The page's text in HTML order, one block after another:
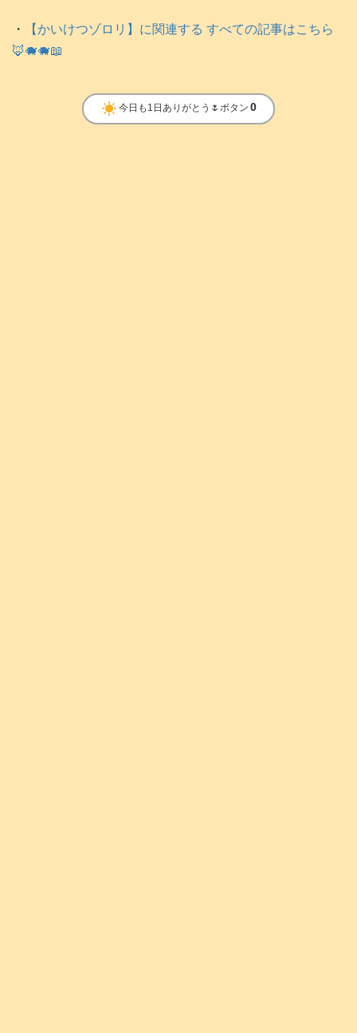
・
【かいけつゾロリ】に関連する すべての記事はこちら
🦊🐗🐗📖
clear_day 今日も1日ありがとう🌷ボタン 0